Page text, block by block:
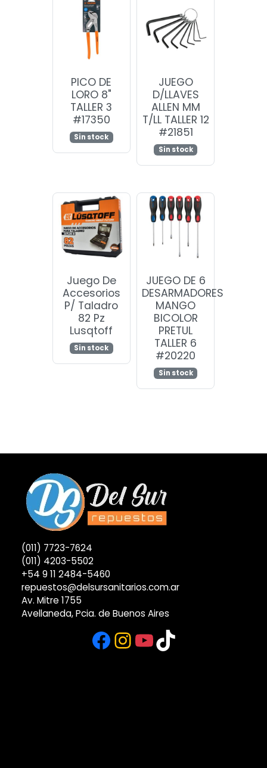
PICO DE
LORO 8"
TALLER 3
#17350
Sin stock
JUEGO
D/LLAVES
ALLEN MM
T/LL TALLER 12
#21851
Sin stock
Juego De
Accesorios
P/ Taladro
82 Pz
Lusqtoff
Sin stock
JUEGO DE 6
DESARMADORES
MANGO
BICOLOR
PRETUL
TALLER 6
#20220
Sin stock
(011) 7723-7624
(011) 4203-5502
+54 9 11 2484-5460
repuestos@delsursanitarios.com.ar
Av. Mitre 1755
Avellaneda, Pcia. de Buenos Aires
Facebook
Instagram
YouTube
TikTok